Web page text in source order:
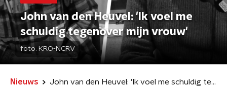
John van den Heuvel: 'Ik voel me
schuldig tegenover mijn vrouw'
foto: KRO-NCRV
Nieuws John van den Heuvel: 'Ik voel me schuldig tegenover mijn vrouw'